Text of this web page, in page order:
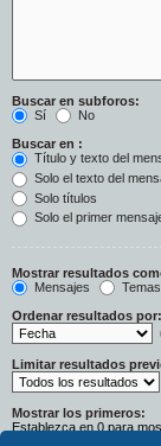
Buscar en subforos:
Sí
No
Buscar en :
Título y texto del
Solo el texto del
Solo títulos
Solo el primer
Mostrar resultados
Mensajes
Temas
Ordenar resultados por:
Limitar resultados
Mostrar los primeros:
Establezca en 0 para